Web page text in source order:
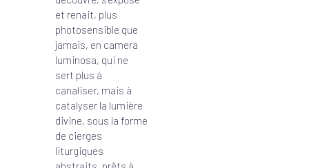
et renait, plus
photosensible que
jamais, en camera
luminosa, qui ne
sert plus à
canaliser, mais à
catalyser la lumière
divine, sous la forme
de cierges
liturgiques